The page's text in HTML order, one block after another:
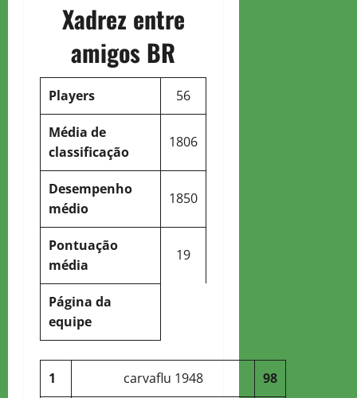
Xadrez entre
amigos BR
Players 56
Média de
classificação
1806
Desempenho
médio
1850
Pontuação
média
19
Página da
equipe
1 carvaflu 1948 98